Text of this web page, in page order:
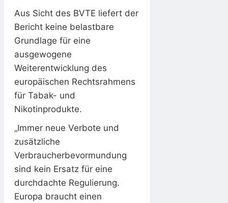
Aus Sicht des BVTE liefert der
Bericht keine belastbare
Grundlage für eine
ausgewogene
Weiterentwicklung des
europäischen Rechtsrahmens
für Tabak- und
Nikotinprodukte.
„Immer neue Verbote und
zusätzliche
Verbraucherbevormundung
sind kein Ersatz für eine
durchdachte Regulierung.
Europa braucht einen